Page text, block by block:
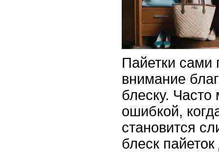
Пайетки сами
внимание
блеску. Часто
ошибкой,
становится
блеск